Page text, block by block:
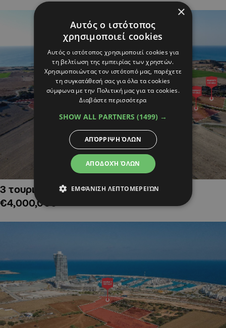
3 τουριστικά χωράφια στην Αλαμινό,
€4,000,000
×
Αυτός ο ιστότοπος
χρησιμοποιεί cookies
Αυτός ο ιστότοπος χρησιμοποιεί cookies για
τη βελτίωση της εμπειρίας των χρηστών.
Χρησιμοποιώντας τον ιστότοπό μας, παρέχετε
τη συγκατάθεσή σας για όλα τα cookies
σύμφωνα με την Πολιτική μας για τα cookies.
Διαβάστε περισσότερα
SHOW ALL PARTNERS (1499) →
ΑΠΟΔΟΧΉ ΌΛΩΝ
ΑΠΌΡΡΙΨΗ ΌΛΩΝ
ΕΜΦΆΝΙΣΗ ΛΕΠΤΟΜΕΡΕΙΏΝ